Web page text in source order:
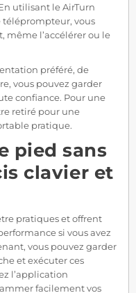
utilisant le AirTurn
téléprompteur, vous
même l’accélérer ou le
préféré, de
vous pouvez garder
confiance. Pour une
retiré pour une
pratique.
pied sans
clavier et
pratiques et offrent
si vous avez
vous pouvez garder
et exécuter ces
l’application
facilement vos